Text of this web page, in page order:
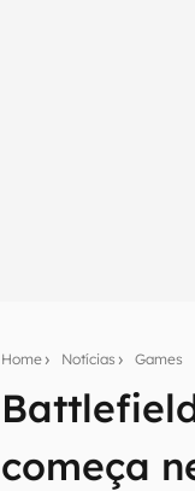
Home Notícias Games
começa
Assine a